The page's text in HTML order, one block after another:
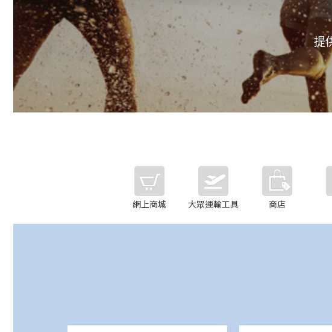
提
網上商城 大眾運輸工具 商店